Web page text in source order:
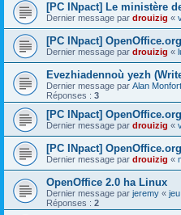
[PC INpact] Le ministère
Dernier message par drouizig «
[PC INpact]
Dernier message par drouizig «
Evezhiadennoù yezh
Dernier message par Alan Monfort
Réponses : 3
[PC INpact]
Dernier message par drouizig «
[PC INpact]
Dernier message par drouizig «
OpenOffice 2.0 ha Linux
Dernier message par jeremy «
Réponses : 2